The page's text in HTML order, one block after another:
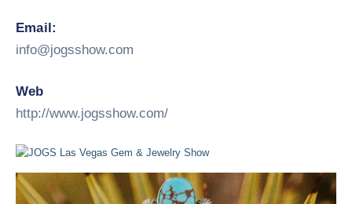
Email:
info@jogsshow.com
Web
http://www.jogsshow.com/